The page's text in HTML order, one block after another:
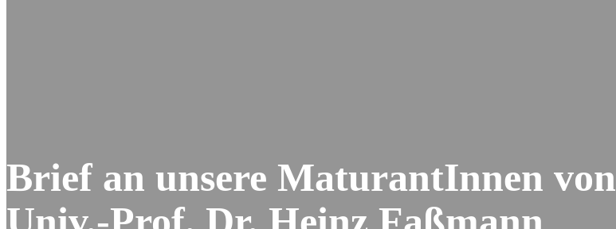
Brief an unsere MaturantInnen von